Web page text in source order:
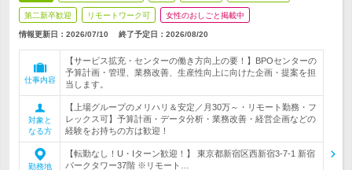
第二新卒歓迎 リモートワーク可 女性のおしごと掲載中
情報更新日：2026/07/10 終了予定日： 2026/08/20
仕事内容
【サービス拡充・センターの働き方向上の要！】BPOセンターの
予算計画・管理、業務改善、生産性向上に向けた企画・提案を担
当します。
対象と
なる方
【上場グループのメリハリ＆安定／月30万～・リモート勤務・フ
レックス可】予算計画・データ分析・業務改善・経営企画などの
経験をお持ちの方は歓迎！
勤務地
【転勤なし！U・Iターン歓迎！】 東京都新宿区西新宿3-7-1 新宿
パークタワー37階 ※リモート…